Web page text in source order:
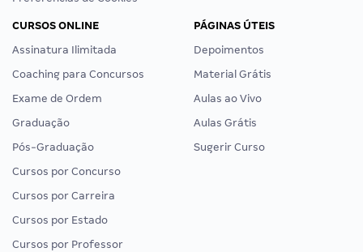
CURSOS ONLINE
Assinatura Ilimitada
Coaching para Concursos
Exame de Ordem
Graduação
Pós-Graduação
Cursos por Concurso
Cursos por Carreira
Cursos por Estado
Cursos por Professor
PÁGINAS ÚTEIS
Depoimentos
Material Grátis
Aulas ao Vivo
Aulas Grátis
Sugerir Curso